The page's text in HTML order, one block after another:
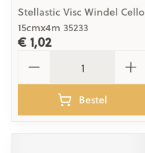
Stellastic Visc Windel Cello
15cmx4m 35233
€ 1,02
Bestel